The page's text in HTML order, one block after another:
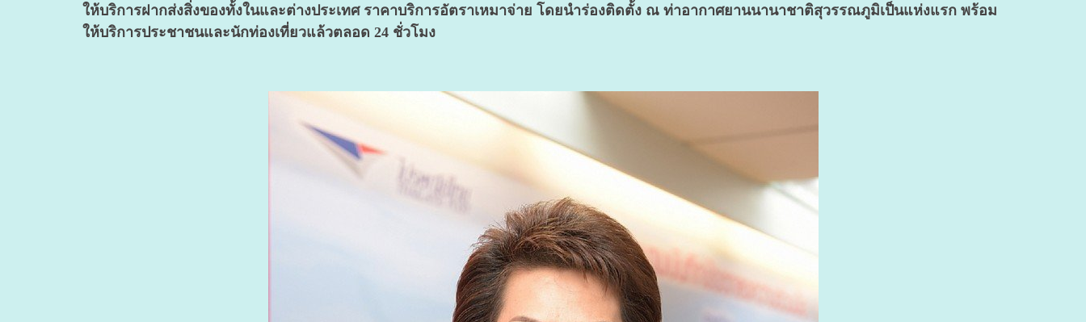
ให้บริการฝากส่งสิ่งของทั้งในและต่างประเทศ ราคาบริการอัตราเหมาจ่าย โดยนำร่องติดตั้ง ณ ท่าอากาศยานนานาชาติสุวรรณภูมิเป็นแห่งแรก พร้อม
ให้บริการประชาชนและนักท่องเที่ยวแล้วตลอด 24 ชั่วโมง